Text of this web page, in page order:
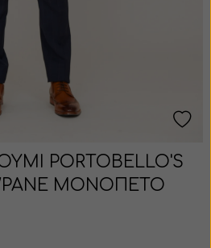
PORTOBELLO'S
ΜΟΝΟΠΕΤΟ